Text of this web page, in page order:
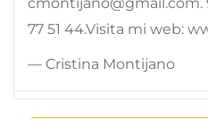
77 51 44.Visita mi web:
— Cristina Montijano